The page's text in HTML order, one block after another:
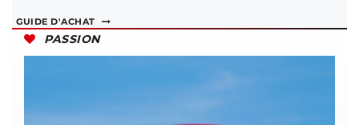
GUIDE D'ACHAT
PASSION